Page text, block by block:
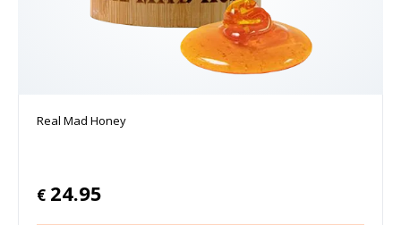
Real Mad Honey
€ 24.95